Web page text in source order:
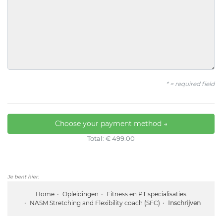
* = required field
Choose your payment method →
Total: € 499.00
Je bent hier:
Home Opleidingen
Fitness en PT specialisaties
NASM Stretching and Flexibility coach (SFC)
Inschrijven